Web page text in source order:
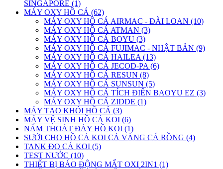
SINGAPORE (1)
MÁY OXY HỒ CÁ (62)
MÁY OXY HỒ CÁ AIRMAC - ĐÀI LOAN (10)
MÁY OXY HỒ CÁ ATMAN (3)
MÁY OXY HỒ CÁ BOYU (3)
MÁY OXY HỒ CÁ FUJIMAC - NHẬT BẢN (9)
MÁY OXY HỒ CÁ HAILEA (13)
MÁY OXY HỒ CÁ JECOD-PA (6)
MÁY OXY HỒ CÁ RESUN (8)
MÁY OXY HỒ CÁ SUNSUN (5)
MÁY OXY HỒ CÁ TÍCH ĐIÊN BAOYU EZ (3)
MÁY OXY HỒ CÁ ZIDDE (1)
MÁY TẠO KHÓI HỒ CÁ (3)
MÁY VỆ SINH HỒ CÁ KOI (6)
NẤM THOÁT ĐÁY HỒ KOI (1)
SƯỞI CHO HỒ CÁ KOI CÁ VÀNG CÁ RỒNG (4)
TANK ĐO CÁ KOI (5)
TEST NƯỚC (10)
THIẾT BỊ BÁO ĐỘNG MẤT OXI 2IN1 (1)